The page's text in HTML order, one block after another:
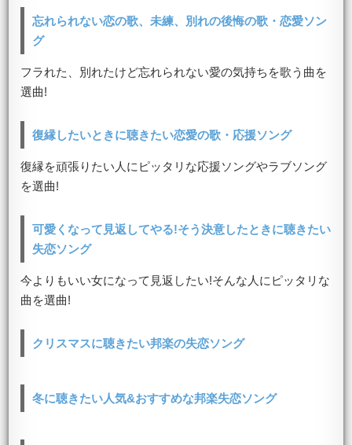
忘れられない恋の歌、未練、別れの後悔の歌・恋愛ソン
グ
フラれた、別れたけど忘れられない愛の気持ちを歌う曲を
選曲!
復縁したいときに聴きたい恋愛の歌・応援ソング
復縁を頑張りたい人にピッタリな応援ソングやラブソング
を選曲!
可愛くなって見返してやる!そう決意したときに聴きたい
失恋ソング
今よりもいい女になって見返したい!そんな人にピッタリな
曲を選曲!
クリスマスに聴きたい邦楽の失恋ソング
冬に聴きたい人気&おすすめな邦楽失恋ソング